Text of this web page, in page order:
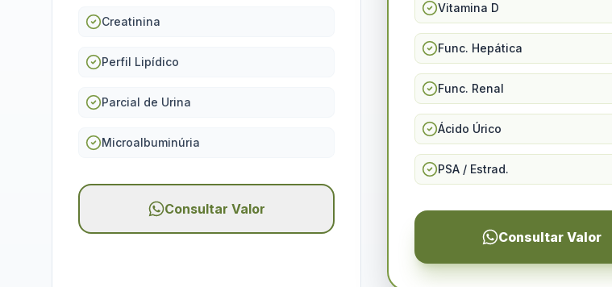
Creatinina
Perfil Lipídico
Parcial de Urina
Microalbuminúria
Consultar Valor
Vitamina D
Func. Hepática
Func. Renal
Ácido Úrico
PSA / Estrad.
Consultar Valor